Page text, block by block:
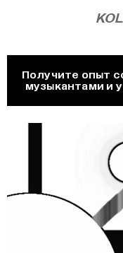
Получите опыт
музыкантами и